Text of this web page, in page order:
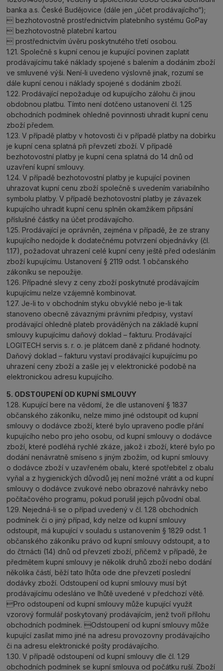
banka a.s. České Budějovice (dále jen „účet prodávajícího“);
 bezhotovostně prostřednictvím platebního systému GoPay
 bezhotovostně platební kartou
 prostřednictvím úvěru poskytnutého třetí osobou.
1.21. Společně s kupní cenou je kupující povinen zaplatit
prodávajícímu také náklady spojené s balením a dodáním zboží
ve smluvené výši. Není-li uvedeno výslovně jinak, rozumí se
dále kupní cenou i náklady spojené s dodáním zboží.
1.22. Prodávající nepožaduje od kupujícího zálohu či jinou
obdobnou platbu. Tímto není dotčeno ustanovení čl. 1.25
obchodních podmínek ohledně povinnosti uhradit kupní cenu
zboží předem.
1.23. V případě platby v hotovosti či v případě platby na dobírku
je kupní cena splatná při převzetí zboží. V případě
bezhotovostní platby je kupní cena splatná do 14 dnů od
uzavření kupní smlouvy.
1.24. V případě bezhotovostní platby je kupující povinen
uhrazovat kupní cenu zboží společně s uvedením variabilního
symbolu platby. V případě bezhotovostní platby je závazek
kupujícího uhradit kupní cenu splněn okamžikem připsání
příslušné částky na účet prodávajícího.
1.25. Prodávající je oprávněn, zejména v případě, že ze strany
kupujícího nedojde k dodatečnému potvrzení objednávky (čl.
1.17), požadovat uhrazení celé kupní ceny ještě před odesláním
zboží kupujícímu. Ustanovení § 2119 odst. 1 občanského
zákoníku se nepoužije.
1.26. Případné slevy z ceny zboží poskytnuté prodávajícím
kupujícímu nelze vzájemně kombinovat.
1.27. Je-li to v obchodním styku obvyklé nebo je-li tak
stanoveno obecně závaznými právními předpisy, vystaví
prodávající ohledně plateb prováděných na základě kupní
smlouvy kupujícímu daňový doklad – fakturu. Prodávající
LOGITECH servis s. r. o. je plátcem daně z přidané hodnoty.
Daňový doklad – fakturu vystaví prodávající kupujícímu po
uhrazení ceny zboží a zašle jej v elektronické podobě na
elektronickou adresu kupujícího.
5. ODSTOUPENÍ OD KUPNÍ SMLOUVY
1.28. Kupující bere na vědomí, že dle ustanovení § 1837
občanského zákoníku, nelze mimo jiné odstoupit od kupní
smlouvy o dodávce zboží, které bylo upraveno podle přání
kupujícího nebo pro jeho osobu, od kupní smlouvy o dodávce
zboží, které podléhá rychlé zkáze, jakož i zboží, které bylo po
dodání nenávratně smíseno s jiným zbožím, od kupní smlouvy
o dodávce zboží v uzavřeném obalu, které spotřebitel z obalu
vyňal a z hygienických důvodů jej není možné vrátit a od kupní
smlouvy o dodávce zvukové nebo obrazové nahrávky nebo
počítačového programu, pokud porušil jejich původní obal.
1.29. Nejedná-li se o případ uvedený v čl. 1.28 obchodních
podmínek či o jiný případ, kdy nelze od kupní smlouvy
odstoupit, má kupující v souladu s ustanovením § 1829 odst. 1
občanského zákoníku právo od kupní smlouvy odstoupit, a to
do čtrnácti (14) dnů od převzetí zboží, přičemž v případě, že
předmětem kupní smlouvy je několik druhů zboží nebo dodání
několika částí, běží tato lhůta ode dne převzetí poslední
dodávky zboží. Odstoupení od kupní smlouvy musí být
prodávajícímu odesláno ve lhůtě uvedené v předchozí větě.
Pro odstoupení od kupní smlouvy může kupující využit
vzorový formulář poskytovaný prodávajícím, jenž tvoří přílohu
obchodních podmínek. Odstoupení od kupní smlouvy může
kupující zasílat mimo jiné na adresu provozovny prodávajícího
či na adresu elektronické pošty prodávajícího.
1.30. V případě odstoupení od kupní smlouvy dle čl. 1.29
obchodních podmínek se kupní smlouva od počátku ruší. Zboží